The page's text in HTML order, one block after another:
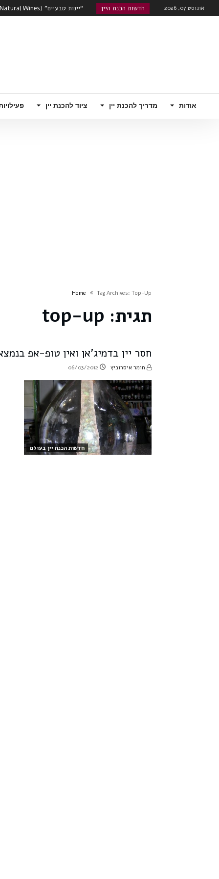
אוגוסט 07, 2026 חדשות הכנת היין
“יינות טבעיים” (Natural Wines) , גימיק שיווקי או אמיתה?...
האם הודו היא סין הבאה מבחינת
רובוטי!...
אודות מדריך להכנת יין ציוד להכנת יין
Home Tag Archives: Top-Up
תגית: top-up
חסר יין בדמיג’אן ואין טופ-אפ
תומר איסרוביץ 06/03/2012
חדשות הכנת יין בעולם